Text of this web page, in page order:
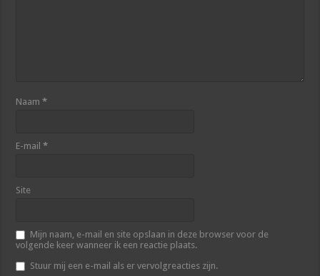
Naam*
E-mail*
Site
Mijn naam, e-mail en site opslaan in deze browser voor de
volgende keer wanneer ik een reactie plaats.
Stuur mij een e-mail als er vervolgreacties zijn.